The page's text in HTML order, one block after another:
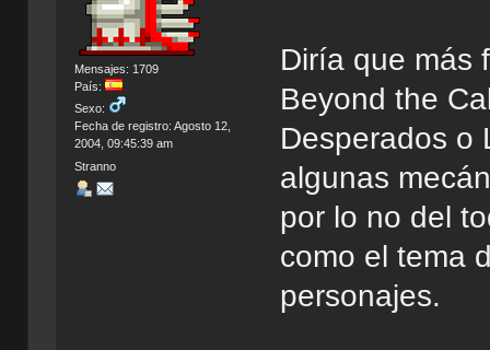
Mensajes: 1709
País:
Sexo:
Fecha de registro: Agosto 12,
2004, 09:45:39 am
Stranno
Diría que más
Beyond the
Desperados o
algunas
por lo no del
como el tema
personajes.